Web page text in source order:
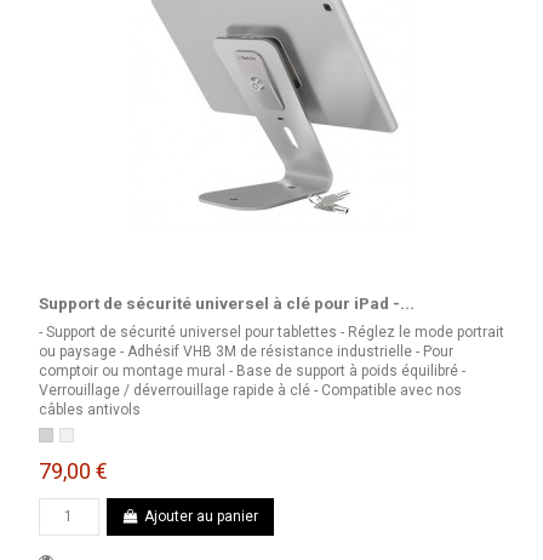
Support de sécurité universel à clé pour iPad -...
- Support de sécurité universel pour tablettes - Réglez le mode portrait
ou paysage - Adhésif VHB 3M de résistance industrielle - Pour
comptoir ou montage mural - Base de support à poids équilibré -
Verrouillage / déverrouillage rapide à clé - Compatible avec nos
câbles antivols
ArgentBlanc
79,00 €
Ajouter au panier